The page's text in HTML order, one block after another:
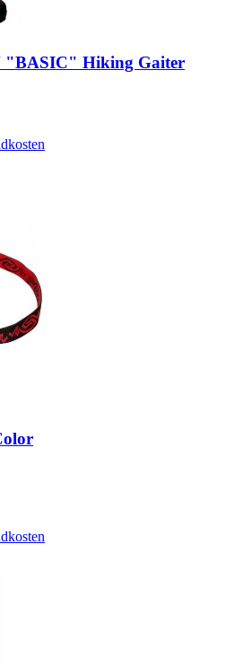
"BASIC" Hiking Gaiter